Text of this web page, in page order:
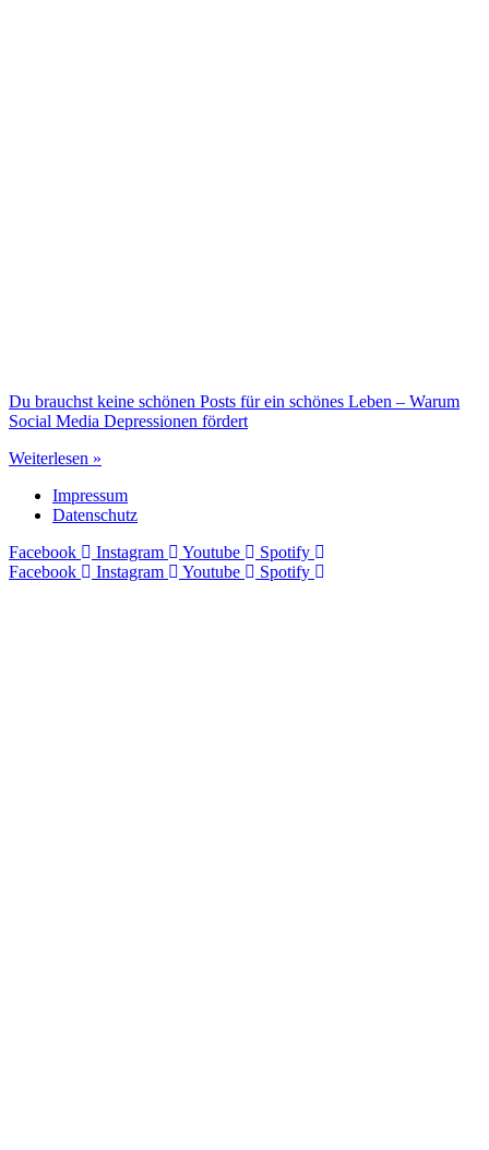
Du brauchst keine schönen Posts für ein schönes Leben – Warum
Social Media Depressionen fördert
Weiterlesen »
Impressum
Datenschutz
Facebook
Instagram Youtube
Spotify
Facebook
Instagram Youtube Spotify